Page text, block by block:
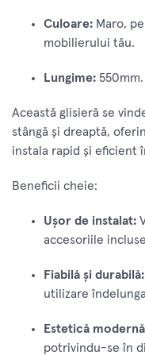
Culoare: Maro,
mobilierului tău.
Lungime: 550mm.
Această glisieră se
stângă și dreaptă,
instala rapid și eficient
Beneficii cheie:
Ușor de instalat:
accesoriile
Fiabilă și durabilă:
utilizare
Estetică
potrivindu-se în